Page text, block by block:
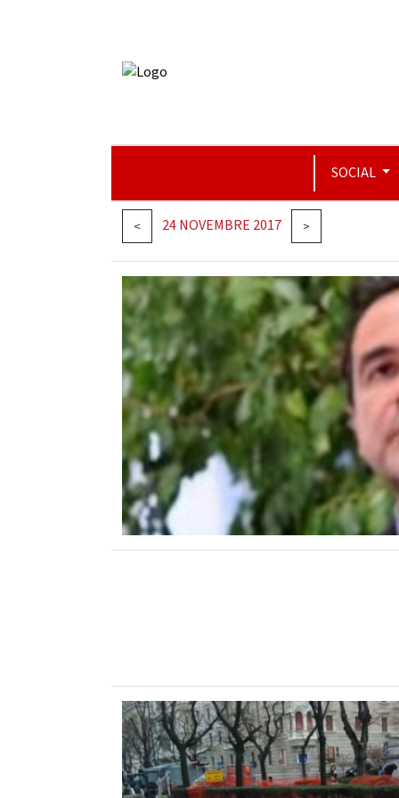
SOCIAL
< 24 NOVEMBRE 2017 >